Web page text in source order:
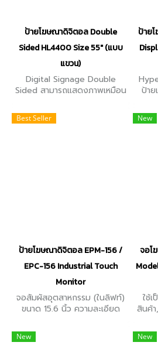
ป้ายโฆษณาดิจิตอล Double
Sided HL4400 Size 55" (แบบ
แขวน)
Digital Signage Double
Sided สามารถแสดงภาพเหมือน
โฆษณา, งานแสดงสินค้า, ในร้าน
ค้า และติดตั้งในห้างสรรพสินค้า
ป้าย
ป้า
ตั้งแ
/ 65"
Best Seller
ป้ายโฆษณาดิจิตอล EPM-156 /
EPC-156 Industrial Touch
Monitor
จอสัมผัสอุตสาหกรรม (ในลิฟท์)
ขนาด 15.6 นิ้ว ความละเอียด
อัตราส่วน 16:9 แสดงวิดีโอ,
รูปภาพ และข้อความ ที่อ่านง่าย
New
จอโ
ใช้
สินค้
จอ ตั้
/
New New